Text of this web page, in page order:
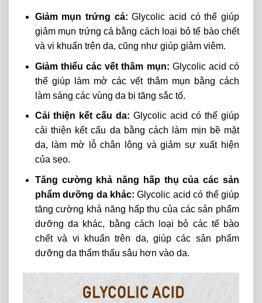
Giảm mụn trứng cá: Glycolic acid có thể giúp
giảm mụn trứng cá bằng cách loại bỏ tế bào chết
và vi khuẩn trên da, cũng như giúp giảm viêm.
Giảm thiểu các vết thâm mụn: Glycolic acid có
thể giúp làm mờ các vết thâm mụn bằng cách
làm sáng các vùng da bị tăng sắc tố.
Cải thiện kết cấu da: Glycolic acid có thể giúp
cải thiện kết cấu da bằng cách làm mịn bề mặt
da, làm mờ lỗ chân lông và giảm sự xuất hiện
của sẹo.
Tăng cường khả năng hấp thụ của các sản
phẩm dưỡng da khác: Glycolic acid có thể giúp
tăng cường khả năng hấp thụ của các sản phẩm
dưỡng da khác, bằng cách loại bỏ các tế bào
chết và vi khuẩn trên da, giúp các sản phẩm
dưỡng da thẩm thấu sâu hơn vào da.